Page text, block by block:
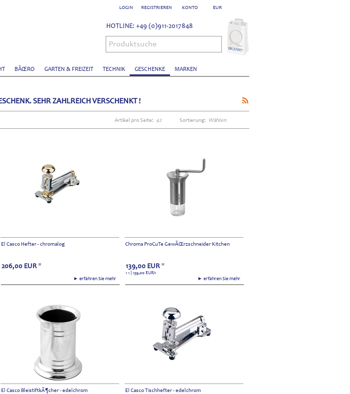
EUR
KONTO
LOGIN REGISTRIEREN
BÃŒRO GARTEN & FREIZEIT TECHNIK GESCHENKE MARKEN
HOTLINE: +49 (0)911-2017848
Produktsuche
SEHR ZAHLREICH VERSCHENKT !
Sortierung: Wählen
Artikel pro Seite: 42
El Casco Hefter - chromalog
► erfahren Sie mehr
206,00 EUR *
Chroma ProCuTe GewÃŒrzschneider Kitchen
► erfahren Sie mehr
139,00 EUR *
1 1 | 139,00 EUR/1
El Casco BleistiftkÃ¶cher - edelchrom El Casco Tischhefter - edelchrom